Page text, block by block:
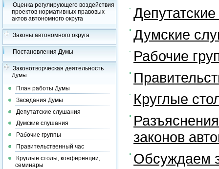
Оценка регулирующего воздействия
проектов нормативных правовых
актов автономного округа
Законы автономного округа
Постановления Думы
Законотворческая деятельность
Думы
План работы Думы
Заседания Думы
Депутатские слушания
Думские слушания
Рабочие группы
Правительственный час
Круглые столы, конференции,
семинары
Думские
Рабочие
Круглые
законов
Обсуждаем